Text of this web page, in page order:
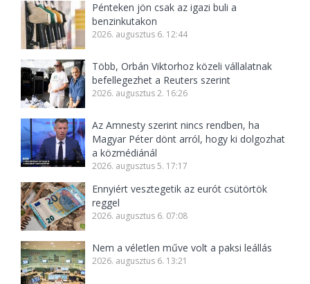
Pénteken jön csak az igazi buli a
benzinkutakon
2026. augusztus 6. 12:44
Több, Orbán Viktorhoz közeli vállalatnak
befellegezhet a Reuters szerint
2026. augusztus 2. 16:26
Az Amnesty szerint nincs rendben, ha
Magyar Péter dönt arról, hogy ki dolgozhat
a közmédiánál
2026. augusztus 5. 17:17
Ennyiért vesztegetik az eurót csütörtök
reggel
2026. augusztus 6. 07:08
Nem a véletlen műve volt a paksi leállás
2026. augusztus 6. 13:21